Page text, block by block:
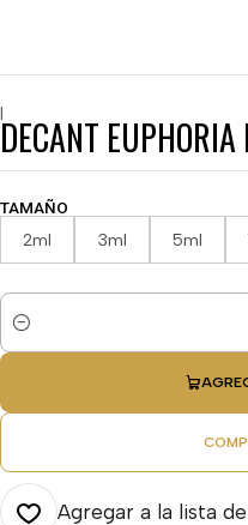
|
DECANT
TAMAÑO
2ml 3ml 5ml
Cantidad
Agregar a la lista